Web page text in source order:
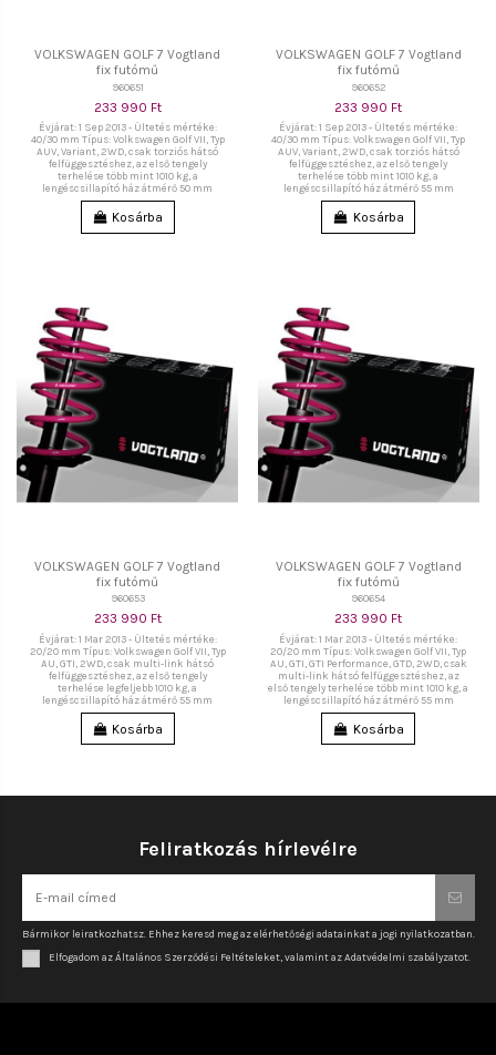
VOLKSWAGEN GOLF 7 Vogtland
fix futómű
960651
233 990 Ft
Évjárat: 1 Sep 2013 - Ültetés mértéke:
40/30 mm Típus: Volkswagen Golf VII, Typ
AUV, Variant, 2WD, csak torziós hátsó
felfüggesztéshez, az első tengely
terhelése több mint 1010 kg, a
lengéscsillapító ház átmérő 50 mm
Kosárba
VOLKSWAGEN GOLF 7 Vogtland
fix futómű
960652
233 990 Ft
Évjárat: 1 Sep 2013 - Ültetés mértéke:
40/30 mm Típus: Volkswagen Golf VII, Typ
AUV, Variant, 2WD, csak torziós hátsó
felfüggesztéshez, az első tengely
terhelése több mint 1010 kg, a
lengéscsillapító ház átmérő 55 mm
Kosárba
VOLKSWAGEN GOLF 7 Vogtland
fix futómű
960653
233 990 Ft
Évjárat: 1 Mar 2013 - Ültetés mértéke:
20/20 mm Típus: Volkswagen Golf VII, Typ
AU, GTI, 2WD, csak multi-link hátsó
felfüggesztéshez, az első tengely
terhelése legfeljebb 1010 kg, a
lengéscsillapító ház átmérő 55 mm
Kosárba
VOLKSWAGEN GOLF 7 Vogtland
fix futómű
960654
233 990 Ft
Évjárat: 1 Mar 2013 - Ültetés mértéke:
20/20 mm Típus: Volkswagen Golf VII, Typ
AU, GTI, GTI Performance, GTD, 2WD, csak
multi-link hátsó felfüggesztéshez, az
első tengely terhelése több mint 1010 kg, a
lengéscsillapító ház átmérő 55 mm
Kosárba
Feliratkozás hírlevélre
Bármikor leiratkozhatsz. Ehhez keresd meg az elérhetőségi adatainkat a jogi nyilatkozatban.
Elfogadom az Általános Szerződési Feltételeket, valamint az Adatvédelmi szabályzatot.